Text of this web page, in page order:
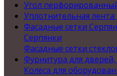
Угол
Уплотнительная лента
Фасадные сетки
Серпянки
Фасадные сетки
Фурнитура для
Колеса для